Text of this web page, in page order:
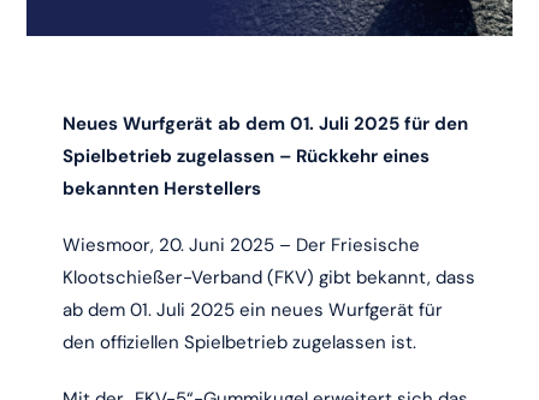
Neues Wurfgerät ab dem 01. Juli 2025 für den
Spielbetrieb zugelassen – Rückkehr eines
bekannten Herstellers
Wiesmoor, 20. Juni 2025 – Der Friesische
Klootschießer-Verband (FKV) gibt bekannt, dass
ab dem 01. Juli 2025 ein neues Wurfgerät für
den offiziellen Spielbetrieb zugelassen ist.